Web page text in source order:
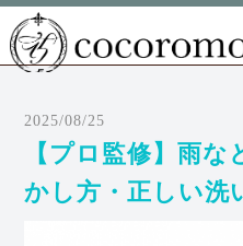
2025/08/25
【プロ監修】雨
かし方・正しい洗